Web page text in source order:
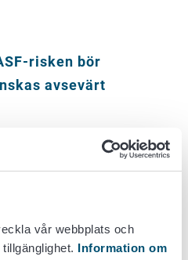
vår webbplats och
Information om
risken bör
avsevärt
permanenta avbrott i